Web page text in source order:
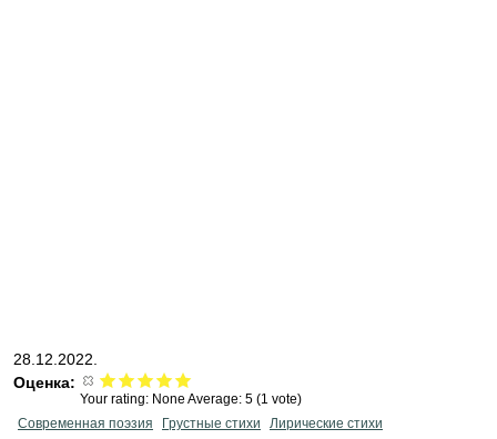
28.12.2022.
Оценка:
Your rating: None Average: 5 (1 vote)
Современная поэзия
Грустные стихи Лирические стихи